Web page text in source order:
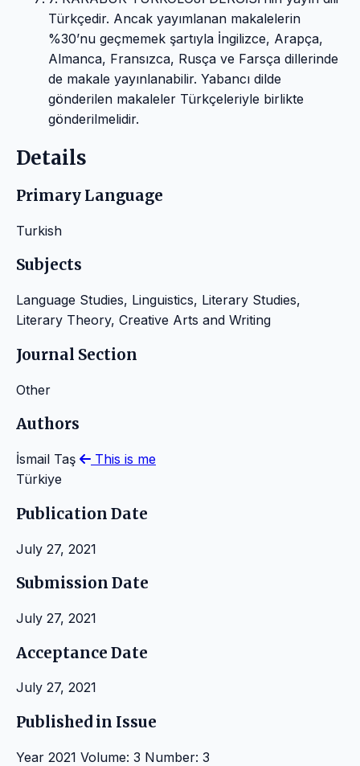
Türkçedir. Ancak yayımlanan makalelerin
%30’nu geçmemek şartıyla İngilizce, Arapça,
Almanca, Fransızca, Rusça ve Farsça dillerinde
de makale yayınlanabilir. Yabancı dilde
gönderilen makaleler Türkçeleriyle birlikte
gönderilmelidir.
Details
Primary Language
Turkish
Subjects
Language Studies, Linguistics, Literary Studies,
Literary Theory, Creative Arts and Writing
Journal Section
Other
Authors
İsmail Taş
This is me
Türkiye
Publication Date
July 27, 2021
Submission Date
July 27, 2021
Acceptance Date
July 27, 2021
Published in Issue
Year 2021 Volume: 3 Number: 3